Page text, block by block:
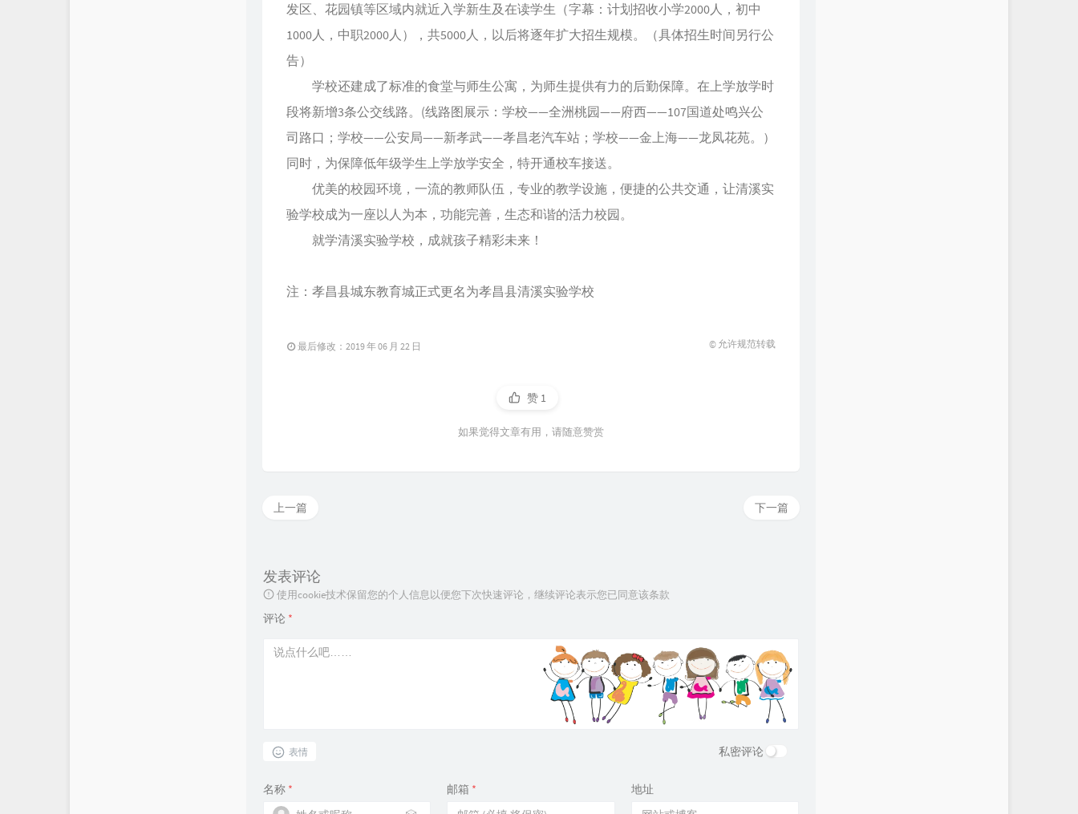
发区、花园镇等区域内就近入学新生及在读学生（字幕：计划招收小学2000人，初中
1000人，中职2000人），共5000人，以后将逐年扩大招生规模。（具体招生时间另行公
告）
学校还建成了标准的食堂与师生公寓，为师生提供有力的后勤保障。在上学放学时
段将新增3条公交线路。(线路图展示：学校——全洲桃园——府西——107国道处鸣兴公
司路口；学校——公安局——新孝武——孝昌老汽车站；学校——金上海——龙凤花苑。）
同时，为保障低年级学生上学放学安全，特开通校车接送。
优美的校园环境，一流的教师队伍，专业的教学设施，便捷的公共交通，让清溪实
验学校成为一座以人为本，功能完善，生态和谐的活力校园。
就学清溪实验学校，成就孩子精彩未来！
注：孝昌县城东教育城正式更名为孝昌县清溪实验学校
最后修改：2019 年 06 月 22 日 © 允许规范转载
赞 1
如果觉得文章有用，请随意赞赏
下一篇
上一篇
发表评论
使用cookie技术保留您的个人信息以便您下次快速评论，继续评论表示您已同意该条款
评论 *
表情 私密评论
名称 *
邮箱 * 地址